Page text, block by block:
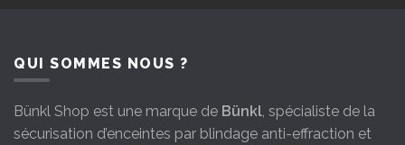
QUI SOMMES NOUS ?
Bünkl Shop est une marque de Bünkl, spécialiste de la
sécurisation d’enceintes par blindage anti-effraction et